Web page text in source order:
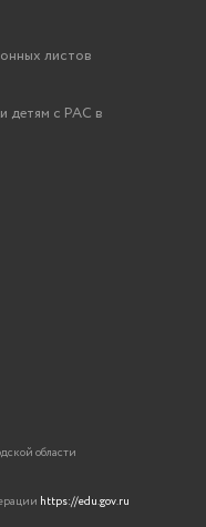
листов
детям с РАС в
области
https://edu.gov.ru